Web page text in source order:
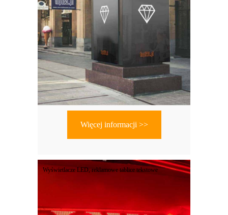
Więcej informacji >>
Wyświetlacze LED, reklamowe tablice tekstowe